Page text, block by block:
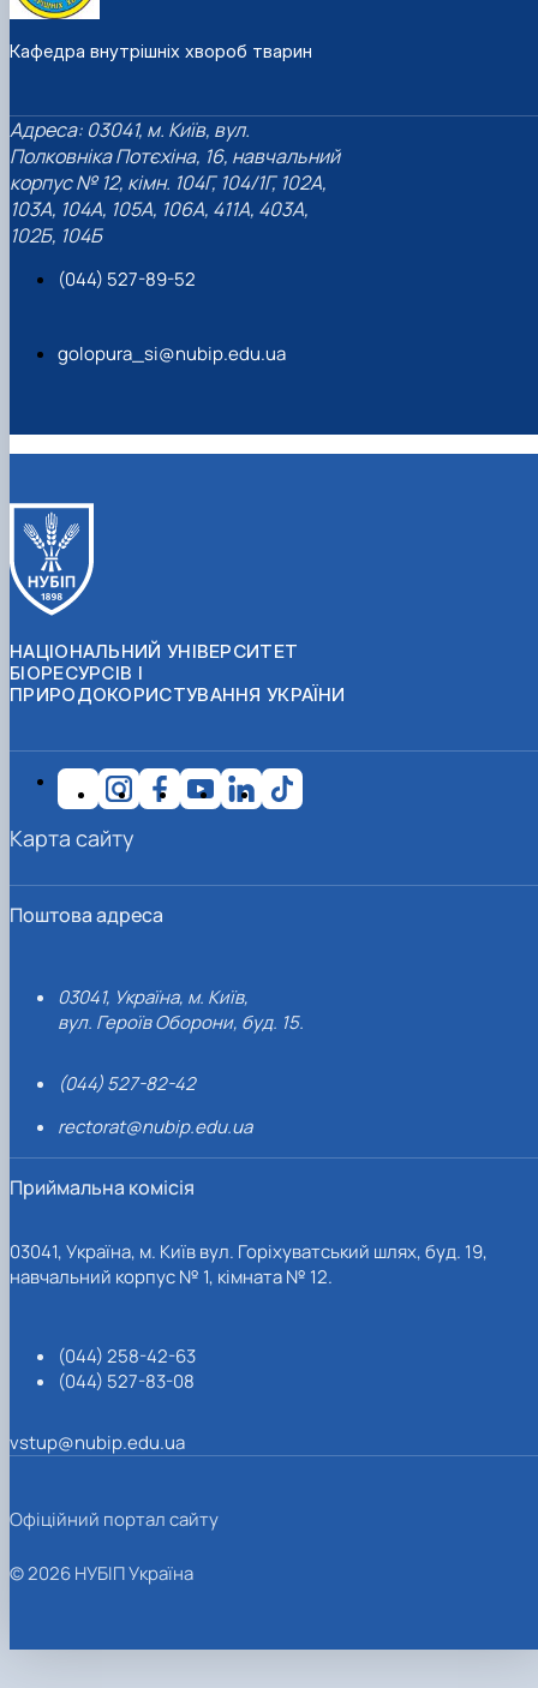
Кафедра внутрішніх хвороб тварин
Адреса: 03041, м. Київ, вул.
Полковніка Потєхіна, 16, навчальний
корпус № 12, кімн. 104Г, 104/1Г, 102А,
103А, 104А, 105А, 106А, 411А, 403А,
102Б, 104Б
(044) 527-89-52
golopura_si@nubip.edu.ua
НАЦІОНАЛЬНИЙ УНІВЕРСИТЕТ
БІОРЕСУРСІВ І
ПРИРОДОКОРИСТУВАННЯ УКРАЇНИ
Поштова адреса
03041, Україна, м. Київ,
вул. Героїв Оборони, буд. 15.
(044) 527-82-42
rectorat@nubip.edu.ua
Приймальна комісія
03041, Україна, м. Київ вул. Горіхуватський шлях, буд. 19,
навчальний корпус № 1, кімната № 12.
(044) 258-42-63
(044) 527-83-08
vstup@nubip.edu.ua
Карта сайту
Офіційний портал сайту
© 2026 НУБІП Україна